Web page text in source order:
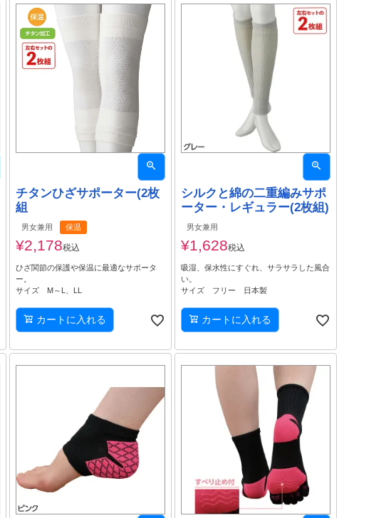
チタンひざサポーター(2枚
組
男女兼用 保温
¥2,178税込
ひざ関節の保護や保温に最適なサポータ
ー。
サイズ M～L、LL
カートに入れる
シルクと綿の二重編みサポ
ーター・レギュラー(2枚組)
男女兼用
¥1,628税込
吸湿、保水性にすぐれ、サラサラした風合
い。
サイズ フリー 日本製
カートに入れる